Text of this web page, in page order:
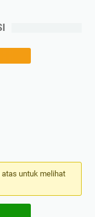
untuk melihat